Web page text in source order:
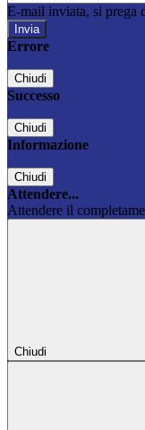
E-mail inviata, si prega
Errore
Chiudi
Successo
Chiudi
Informazione
Chiudi
Attendere...
Attendere il
Chiudi